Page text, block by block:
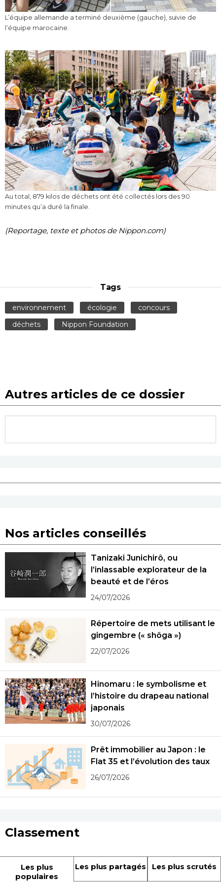
L’équipe allemande a terminé deuxième (gauche), suivie de
l’équipe marocaine.
Au total, 879 kilos de déchets ont été collectés lors des 90
minutes qu’a duré la finale.
(Reportage, texte et photos de Nippon.com)
Tags
environnement écologie
concours
déchets
Nippon Foundation
Autres articles de ce dossier
Nos articles conseillés
Tanizaki Junichirô, ou
l’inlassable explorateur de la
beauté et de l’éros
24/07/2026
Répertoire de mets utilisant le
gingembre (« shôga »)
22/07/2026
Hinomaru : le symbolisme et
l’histoire du drapeau national
japonais
30/07/2026
Prêt immobilier au Japon : le
Flat 35 et l’évolution des taux
26/07/2026
Classement
Les plus
populaires
Les plus partagés Les plus scrutés